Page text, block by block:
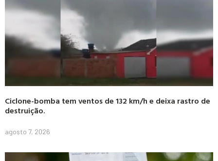
Ciclone-bomba tem ventos de 132 km/h e deixa rastro de
destruição.
agosto 7, 2026